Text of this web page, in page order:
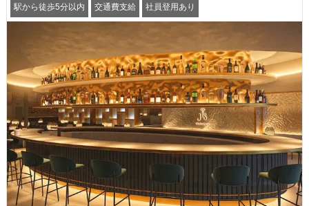
駅から徒歩5分以内 交通費支給 社員登用あり